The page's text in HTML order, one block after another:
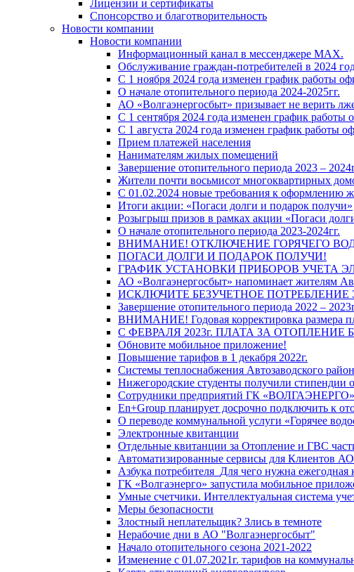
Лицензии и сертификаты
Спонсорство и благотворительность
Новости компании
Новости компании
Информационный канал в мессенджере MAX.
Обслуживание граждан-потребителей в 2024
С 1 ноября 2024 года изменен график работы
О начале отопительного периода 2024-2025гг.
АО «Волгаэнергосбыт» призывает не верить
С 1 сентября 2024 года изменен график
С 1 августа 2024 года изменен график работы
Прием платежей населения
Нанимателям жилых помещений
Завершение отопительного периода 2023 –
Жители почти восьмисот многоквартирных
С 01.02.2024 новые требования к оформлению
Итоги акции: «Погаси долги и подарок получи»
Розыгрыш призов в рамках акции «Погаси
О начале отопительного периода 2023-2024гг.
ВНИМАНИЕ! ОТКЛЮЧЕНИЕ ГОРЯЧЕГО
ПОГАСИ ДОЛГИ И ПОДАРОК ПОЛУЧИ!
ГРАФИК УСТАНОВКИ ПРИБОРОВ УЧЕТА
АО «Волгаэнергосбыт» напоминает жителям
ИСКЛЮЧИТЕ БЕЗУЧЕТНОЕ ПОТРЕБЛЕНИЕ
Завершение отопительного периода 2022 –
ВНИМАНИЕ! Годовая корректировка размера
С ФЕВРАЛЯ 2023г. ПЛАТА ЗА
Обновите мобильное приложение!
Повышение тарифов в 1 декабря 2022г.
Системы теплоснабжения Автозаводского
Нижегородские студенты получили стипендии
Сотрудники предприятий ГК «ВОЛГАЭНЕРГО»
En+Group планирует досрочно подключить к
О переводе коммунальной услуги «Горячее
Электронные квитанции
Отдельные квитанции за Отопление и ГВС
Автоматизированные сервисы для Клиентов
Азбука потребителя_Для чего нужна ежегодная
ГК «Волгаэнерго» запустила мобильное
Умные счетчики. Интеллектуальная система
Меры безопасности
Злостный неплательщик? Злись в темноте
Нерабочие дни в АО "Волгаэнергосбыт"
Начало отопительного сезона 2021-2022
Изменение с 01.07.2021г. тарифов на